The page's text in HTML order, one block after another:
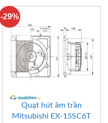
-29%
Quạt hút âm trần
Mitsubishi EX-15SC6T